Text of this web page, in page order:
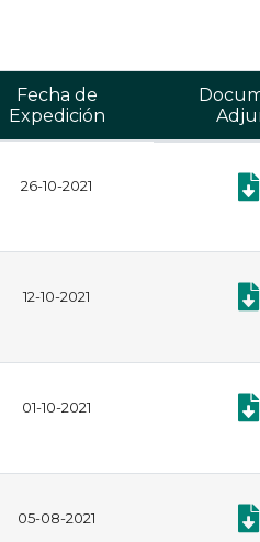
Fecha de
Expedición
26-10-2021
12-10-2021
01-10-2021
05-08-2021